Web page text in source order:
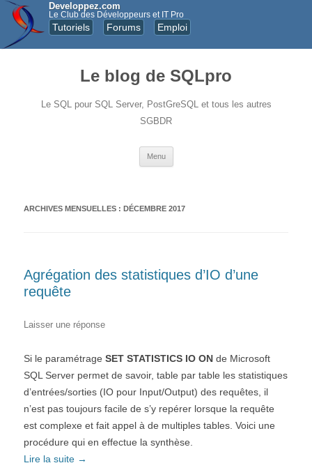
Developpez.com
Le Club des Développeurs et IT Pro
Tutoriels Forums Emploi
Le blog de SQLpro
Le SQL pour SQL Server, PostGreSQL et tous les autres
SGBDR
Menu
ARCHIVES MENSUELLES : DÉCEMBRE 2017
Agrégation des statistiques d’IO d’une
requête
Laisser une réponse
Si le paramétrage SET STATISTICS IO ON de Microsoft
SQL Server permet de savoir, table par table les statistiques
d’entrées/sorties (IO pour Input/Output) des requêtes, il
n’est pas toujours facile de s’y repérer lorsque la requête
est complexe et fait appel à de multiples tables. Voici une
procédure qui en effectue la synthèse.
Lire la suite →